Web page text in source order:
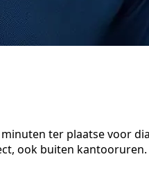
ter plaatse voor
ook buiten kantooruren.